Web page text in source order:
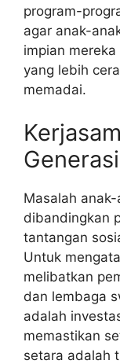
program-
agar anak-
impian
yang lebih
memadai.
Masalah
dibandingkan
tantangan
Untuk
melibatkan
dan lembaga
adalah
memastikan
setara adalah